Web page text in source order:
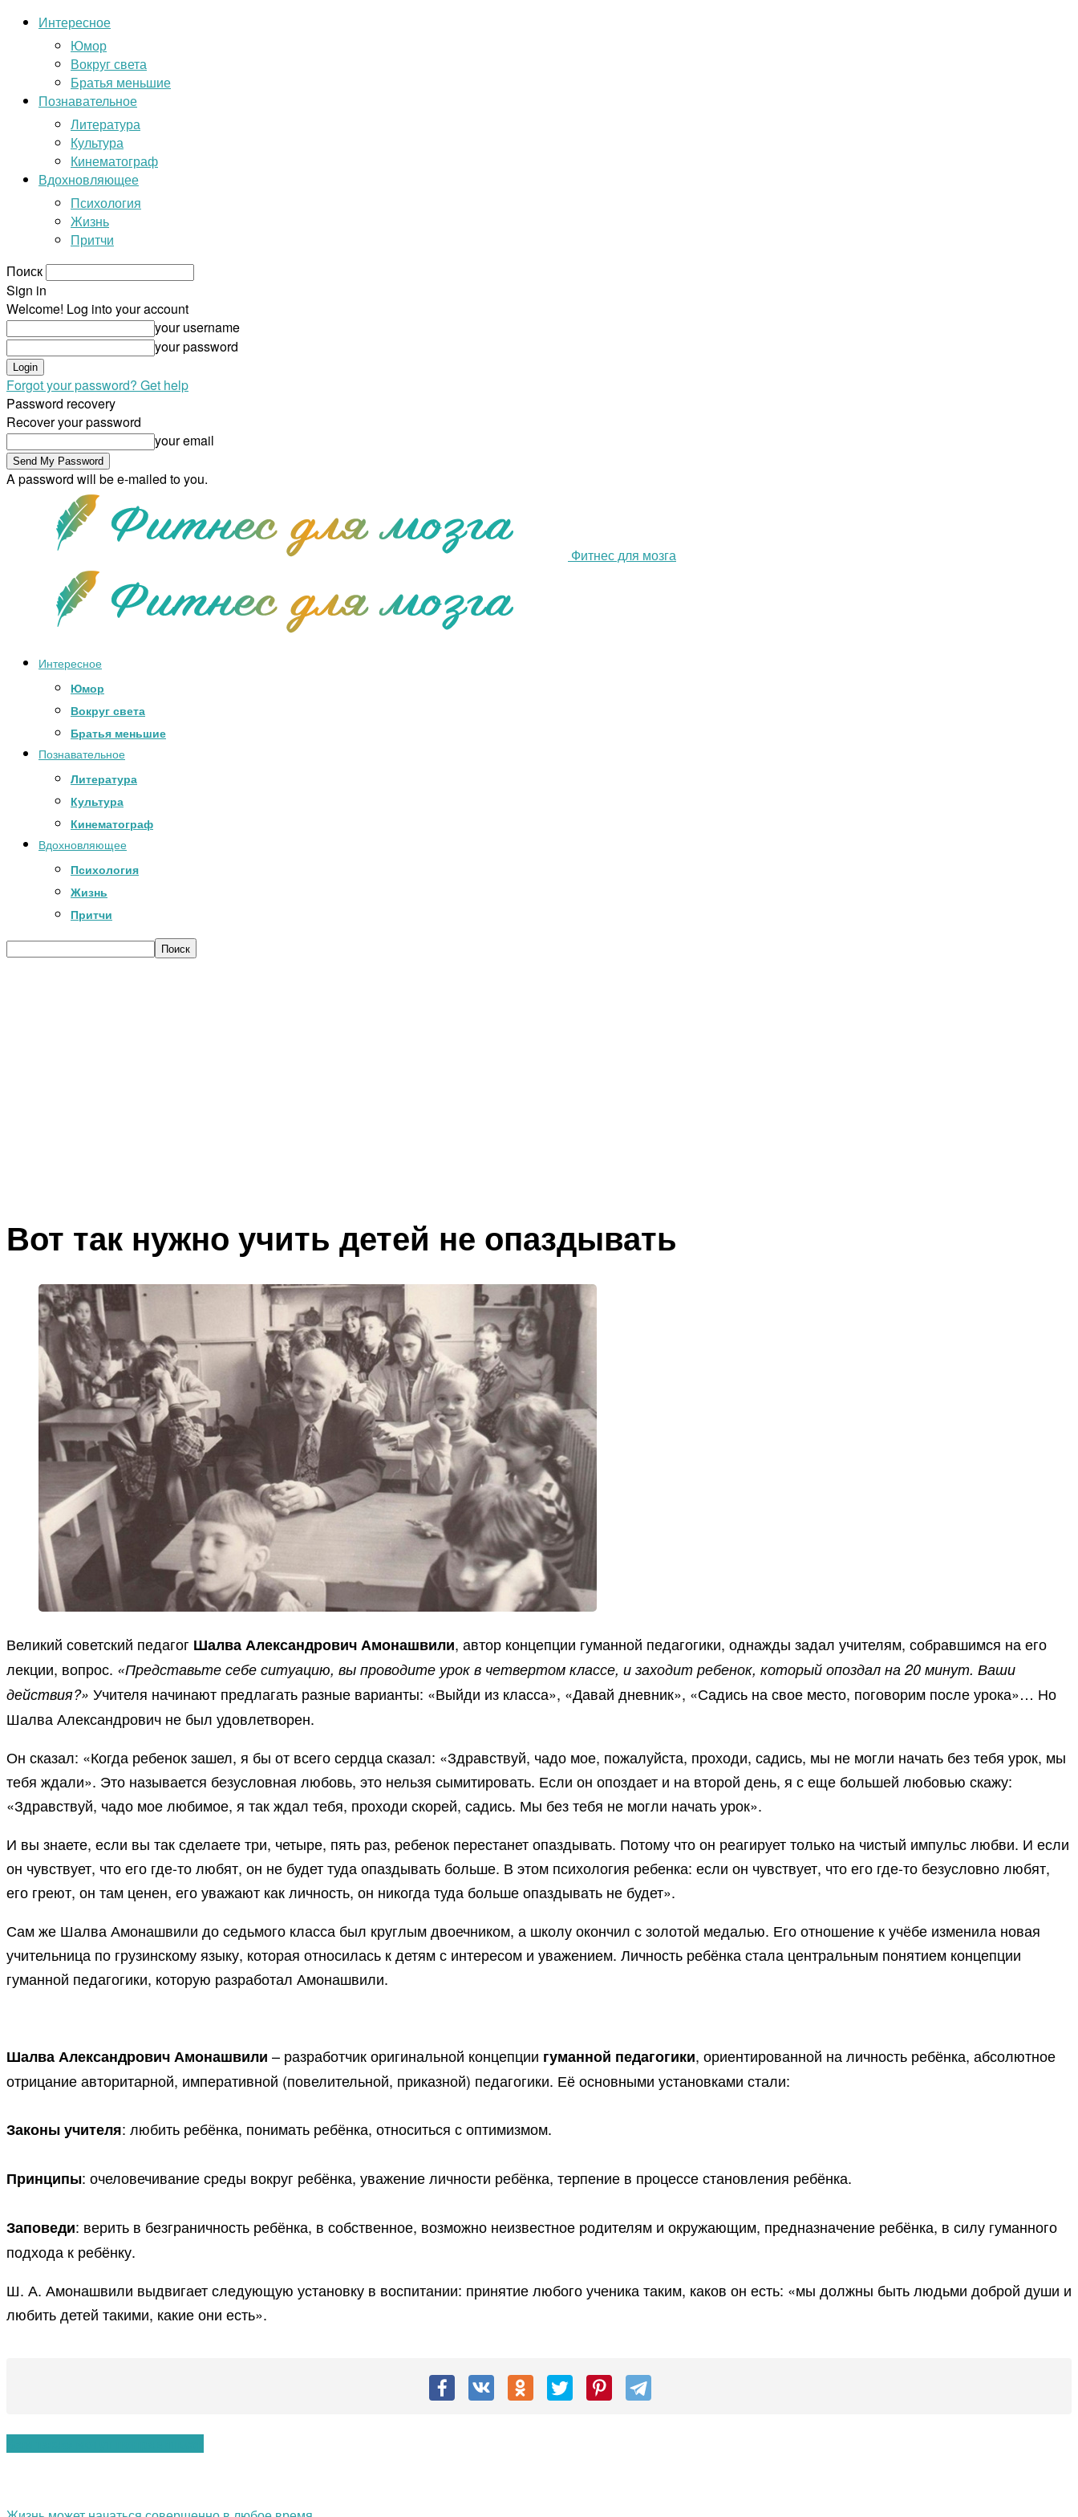
Интересное
Юмор
Вокруг света
Братья меньшие
Познавательное
Литература
Культура
Кинематограф
Вдохновляющее
Психология
Жизнь
Притчи
Поиск
Sign in
Welcome! Log into your account
your username
your password
Forgot your password? Get help
Password recovery
Recover your password
your email
A password will be e-mailed to you.
Фитнес для мозга
Интересное
Юмор
Вокруг света
Братья меньшие
Познавательное
Литература
Культура
Кинематограф
Вдохновляющее
Психология
Жизнь
Притчи
Вот так нужно учить детей не опаздывать
Великий советский педагог Шалва Александрович Амонашвили, автор концепции гуманной педагогики, однажды задал учителям, собравшимся на его
лекции, вопрос. «Представьте себе ситуацию, вы проводите урок в четвертом классе, и заходит ребенок, который опоздал на 20 минут. Ваши
действия?» Учителя начинают предлагать разные варианты: «Выйди из класса», «Давай дневник», «Садись на свое место, поговорим после урока»… Но
Шалва Александрович не был удовлетворен.
Он сказал: «Когда ребенок зашел, я бы от всего сердца сказал: «Здравствуй, чадо мое, пожалуйста, проходи, садись, мы не могли начать без тебя урок, мы
тебя ждали». Это называется безусловная любовь, это нельзя сымитировать. Если он опоздает и на второй день, я с еще большей любовью скажу:
«Здравствуй, чадо мое любимое, я так ждал тебя, проходи скорей, садись. Мы без тебя не могли начать урок».
И вы знаете, если вы так сделаете три, четыре, пять раз, ребенок перестанет опаздывать. Потому что он реагирует только на чистый импульс любви. И если
он чувствует, что его где-то любят, он не будет туда опаздывать больше. В этом психология ребенка: если он чувствует, что его где-то безусловно любят,
его греют, он там ценен, его уважают как личность, он никогда туда больше опаздывать не будет».
Сам же Шалва Амонашвили до седьмого класса был круглым двоечником, а школу окончил с золотой медалью. Его отношение к учёбе изменила новая
учительница по грузинскому языку, которая относилась к детям с интересом и уважением. Личность ребёнка стала центральным понятием концепции
гуманной педагогики, которую разработал Амонашвили.
Шалва Александрович Амонашвили – разработчик оригинальной концепции гуманной педагогики, ориентированной на личность ребёнка, абсолютное
отрицание авторитарной, императивной (повелительной, приказной) педагогики. Её основными установками стали:
Законы учителя: любить ребёнка, понимать ребёнка, относиться с оптимизмом.
Принципы: очеловечивание среды вокруг ребёнка, уважение личности ребёнка, терпение в процессе становления ребёнка.
Заповеди: верить в безграничность ребёнка, в собственное, возможно неизвестное родителям и окружающим, предназначение ребёнка, в силу гуманного
подхода к ребёнку.
Ш. А. Амонашвили выдвигает следующую установку в воспитании: принятие любого ученика таким, каков он есть: «мы должны быть людьми доброй души и
любить детей такими, какие они есть».